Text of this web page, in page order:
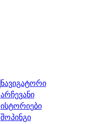
ნავიგატორი
არჩევანი
ისტორიები
შოპინგი